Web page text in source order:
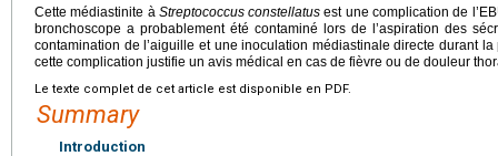
Cette médiastinite à Streptococcus constellatus est une complication de
bronchoscope a probablement été contaminé lors de l’aspiration des
contamination de l’aiguille et une inoculation médiastinale directe durant
cette complication justifie un avis médical en cas de fièvre ou de douleur
Le texte complet de cet article est disponible en PDF.
Summary
Introduction